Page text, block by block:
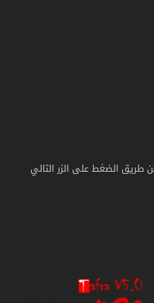
طريق الضغط على الزر التالي